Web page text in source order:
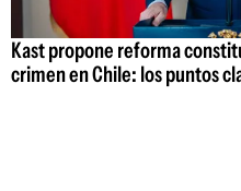
Kast propone reforma
crimen en Chile: los puntos